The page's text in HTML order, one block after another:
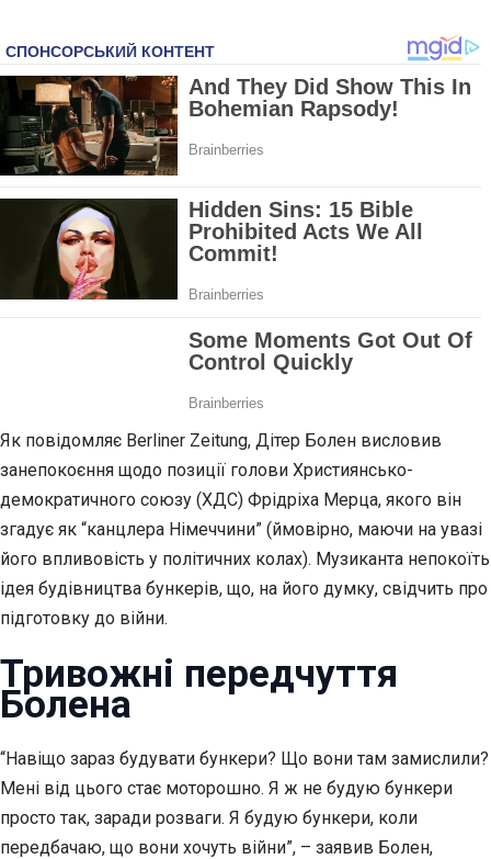
Як повідомляє Berliner Zeitung, Дітер Болен висловив
занепокоєння щодо позиції голови Християнсько-
демократичного союзу (ХДС) Фрідріха Мерца, якого він
згадує як “канцлера Німеччини” (ймовірно, маючи на увазі
його впливовість у політичних колах). Музиканта непокоїть
ідея будівництва бункерів, що, на його думку, свідчить про
підготовку до війни.
Тривожні передчуття
Болена
“Навіщо зараз будувати бункери? Що вони там замислили?
Мені від цього стає моторошно. Я ж не будую бункери
просто так, заради розваги. Я будую бункери, коли
передбачаю, що вони хочуть війни”, – заявив Болен,